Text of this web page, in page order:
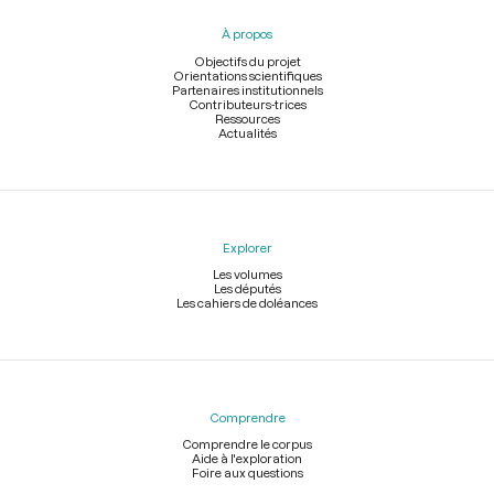
À propos
Objectifs du projet
Orientations scientifiques
Partenaires institutionnels
Contributeurs-trices
Ressources
Actualités
Explorer
Les volumes
Les députés
Les cahiers de doléances
Comprendre
Comprendre le corpus
Aide à l'exploration
Foire aux questions